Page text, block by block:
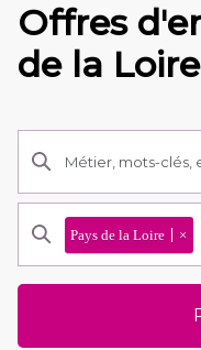
Offres
de la Loire
Pays de la Loire ×